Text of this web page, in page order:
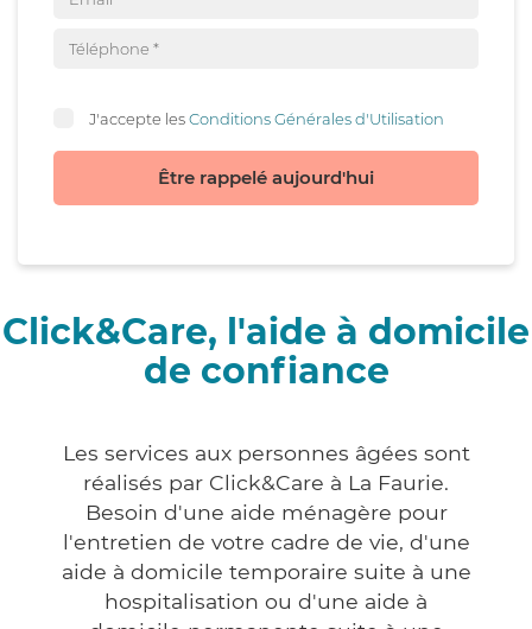
J'accepte lesConditions Générales d'Utilisation
Être rappelé aujourd'hui
Click&Care, l'aide à domicile
de confiance
Les services aux personnes âgées sont
réalisés par Click&Care à La Faurie.
Besoin d'une aide ménagère pour
l'entretien de votre cadre de vie, d'une
aide à domicile temporaire suite à une
hospitalisation ou d'une aide à